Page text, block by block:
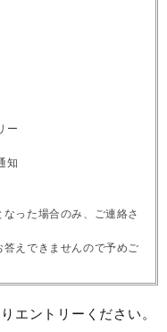
ー
知
った場合のみ、ご連絡さ
えできませんので予めご
エントリーください。